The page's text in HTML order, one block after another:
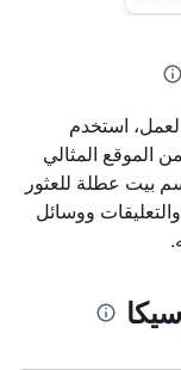
استخدم
الموقع المثالي
بيت عطلة للعثور
ووسائل